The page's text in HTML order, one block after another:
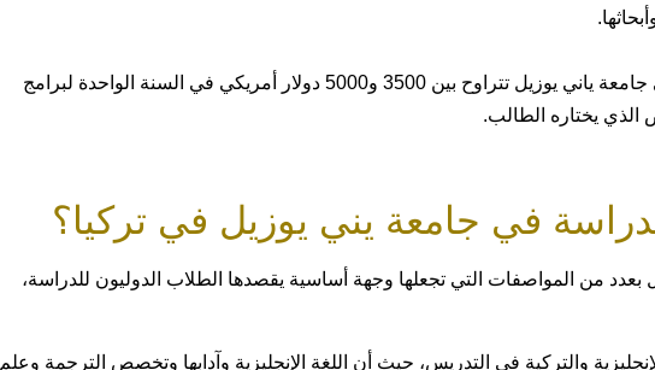
الجدير بالذكر أن تكلفة الدراسة في جامعة ياني يوزيل تتراوح بين 3500 و5000 دولار أمريكي في السنة الواحدة لبرامج
يختاره الطالب.
في جامعة يني يوزيل في تركيا؟
بعدد من المواصفات التي تجعلها وجهة أساسية يقصدها الطلاب الدوليون للدراسة،
والتركية في التدريس، حيث أن اللغة الإنجليزية وآدابها وتخصص الترجمة وعلم